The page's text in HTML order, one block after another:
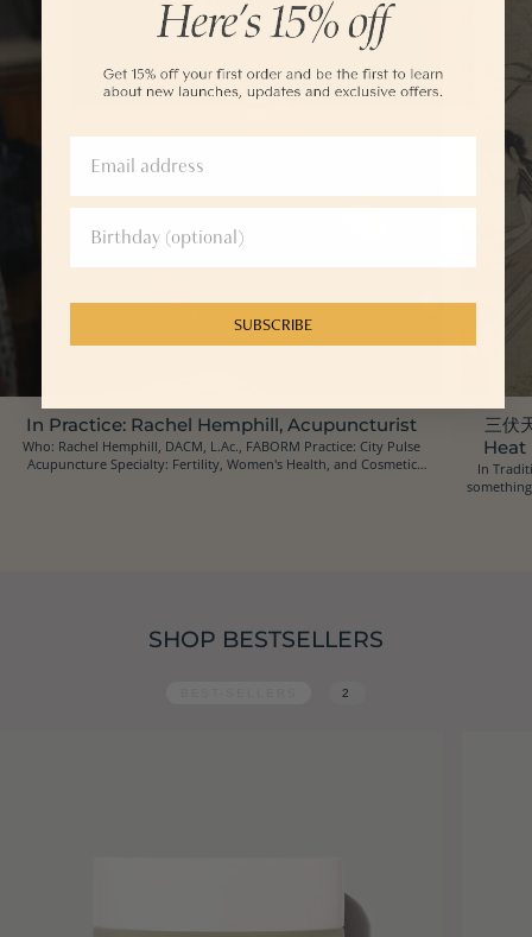
In Practice: Rachel Hemphill, Acupuncturist
Who: Rachel Hemphill, DACM, L.Ac., FABORM Practice: City Pulse
Acupuncture Specialty: Fertility, Women's Health, and Cosmetic
三伏
Heat
In
SHOP BESTSELLERS
2
SUBSCRIBE